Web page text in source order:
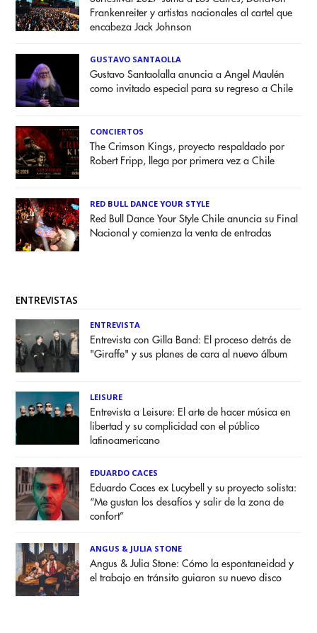
Frankenreiter y artistas nacionales al cartel que
encabeza Jack Johnson
GUSTAVO SANTAOLLA
Gustavo Santaolalla anuncia a Angel Maulén
como invitado especial para su regreso a Chile
CONCIERTOS
The Crimson Kings, proyecto respaldado por
Robert Fripp, llega por primera vez a Chile
RED BULL DANCE YOUR STYLE
Red Bull Dance Your Style Chile anuncia su Final
Nacional y comienza la venta de entradas
ENTREVISTAS
ENTREVISTA
Entrevista con Gilla Band: El proceso detrás de
"Giraffe" y sus planes de cara al nuevo álbum
LEISURE
Entrevista a Leisure: El arte de hacer música en
libertad y su complicidad con el público
latinoamericano
EDUARDO CACES
Eduardo Caces ex Lucybell y su proyecto solista:
“Me gustan los desafíos y salir de la zona de
confort”
ANGUS & JULIA STONE
Angus & Julia Stone: Cómo la espontaneidad y
el trabajo en tránsito guiaron su nuevo disco